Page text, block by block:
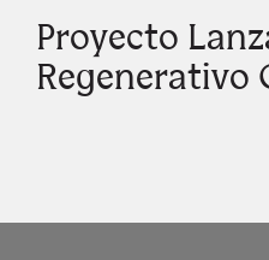
Proyecto
Regenerativo